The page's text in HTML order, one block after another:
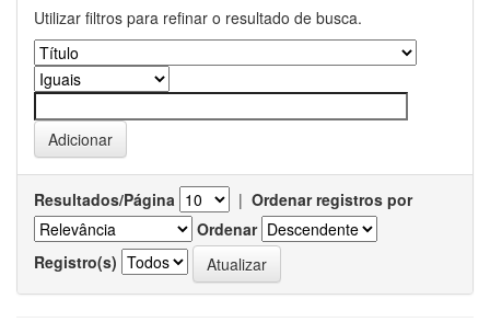
Utilizar filtros para refinar o resultado de busca.
Resultados/Página | Ordenar registros por
Ordenar
Registro(s)